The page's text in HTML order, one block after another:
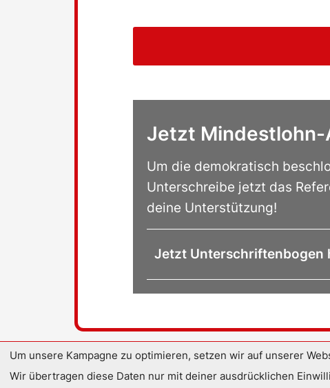
Jetzt
Um die demokratisch
Unterschreibe jetzt das
deine Unterstützung!
Jetzt Unterschriftenbogen
Um unsere Kampagne zu optimieren, setzen wir auf unserer
Wir übertragen diese Daten nur mit deiner ausdrücklichen